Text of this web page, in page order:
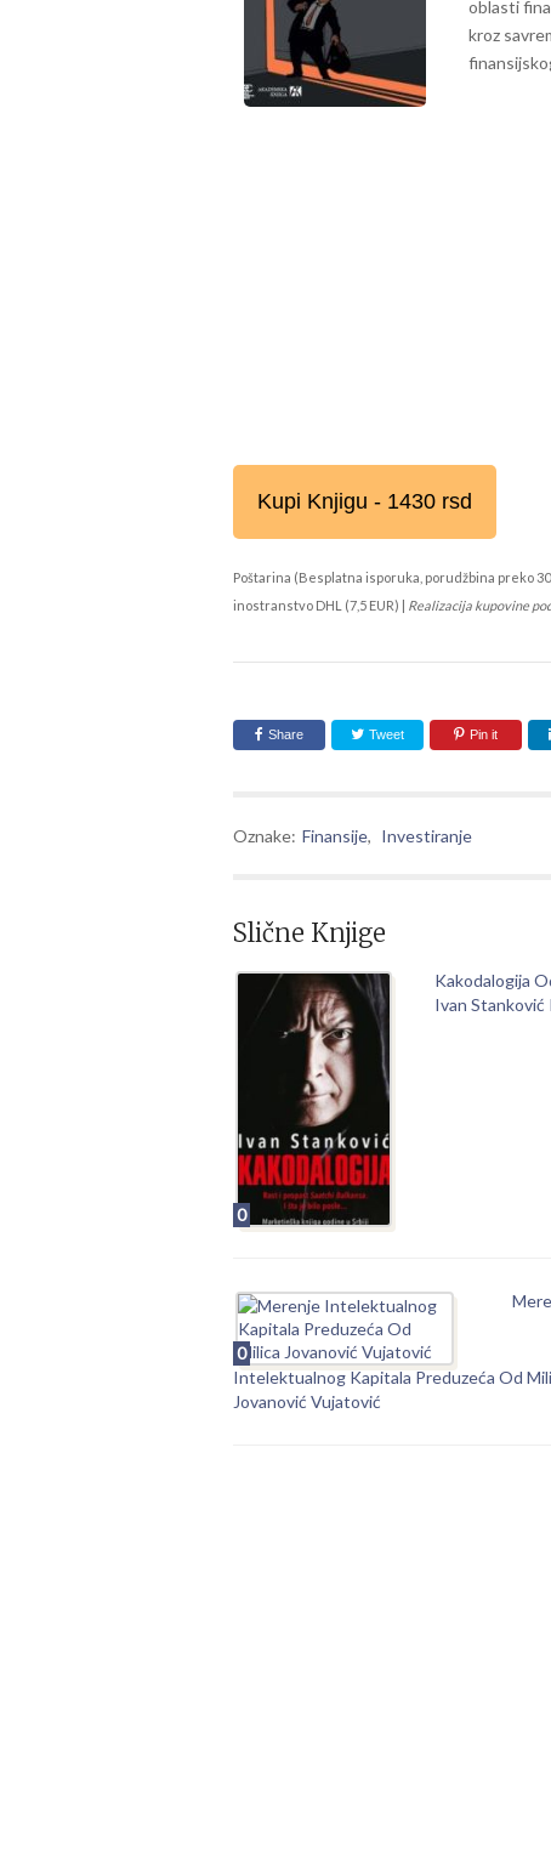
oblasti
kroz
Kupi Knjigu - 1430 rsd
Poštarina (Besplatna isporuka, porudžbina preko
inostranstvo DHL (7,5 EUR) | Realizacija kupovine
Share Tweet Pin it
Oznake: Finansije, Investiranje
Slične Knjige
0
Kakodalogija
Ivan Stanković
0
Intelektualnog Kapitala Preduzeća Od
Jovanović Vujatović